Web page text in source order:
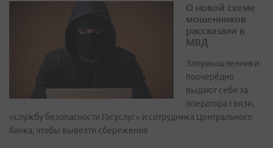
О новой схеме
мошенников
рассказали в
МВД
Злоумышленники
поочерёдно
выдают себя за
оператора связи,
«службу безопасности Госуслуг» и сотрудника Центрального
банка, чтобы вывезти сбережения